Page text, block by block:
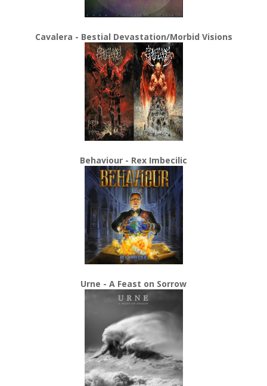
Cavalera - Bestial Devastation/Morbid Visions
Behaviour - Rex Imbecilic
Urne - A Feast on Sorrow